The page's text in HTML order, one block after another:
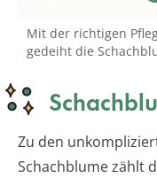
Mit der richtigen
gedeiht die
Zu den
Schachblume zählt